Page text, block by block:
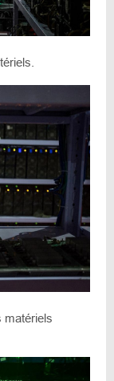
matériels